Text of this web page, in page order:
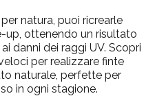
natura, puoi ricrearle
up, ottenendo un risultato
danni dei raggi UV. Scopri
per realizzare finte
naturale, perfette per
in ogni stagione.